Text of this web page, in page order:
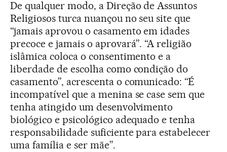
De qualquer modo, a Direção de Assuntos
Religiosos turca nuançou no seu site que
“jamais aprovou o casamento em idades
precoce e jamais o aprovará”. “A religião
islâmica coloca o consentimento e a
liberdade de escolha como condição do
casamento”, acrescenta o comunicado: “É
incompatível que a menina se case sem que
tenha atingido um desenvolvimento
biológico e psicológico adequado e tenha
responsabilidade suficiente para estabelecer
uma família e ser mãe”.